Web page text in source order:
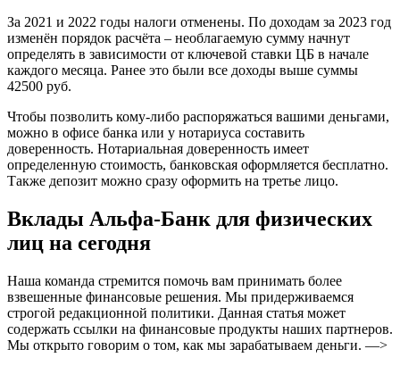
За 2021 и 2022 годы налоги отменены. По доходам за 2023 год
изменён порядок расчёта – необлагаемую сумму начнут
определять в зависимости от ключевой ставки ЦБ в начале
каждого месяца. Ранее это были все доходы выше суммы
42500 руб.
Чтобы позволить кому-либо распоряжаться вашими деньгами,
можно в офисе банка или у нотариуса составить
доверенность. Нотариальная доверенность имеет
определенную стоимость, банковская оформляется бесплатно.
Также депозит можно сразу оформить на третье лицо.
Вклады Альфа-Банк для физических
лиц на сегодня
Наша команда стремится помочь вам принимать более
взвешенные финансовые решения. Мы придерживаемся
строгой редакционной политики. Данная статья может
содержать ссылки на финансовые продукты наших партнеров.
Мы открыто говорим о том, как мы зарабатываем деньги. —>